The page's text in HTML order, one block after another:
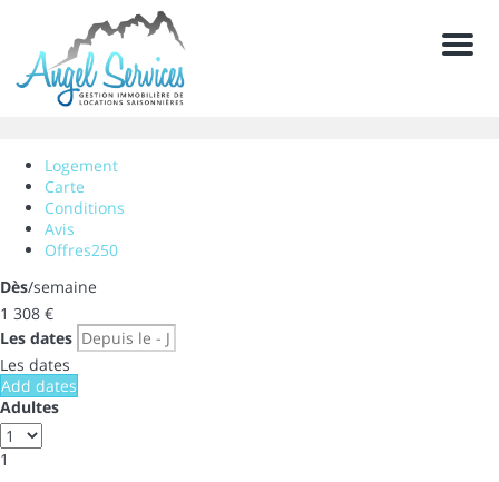
Menu
Logement
Carte
Conditions
Avis
Offres250
Dès/semaine
1 308 €
Les dates
Les dates
Add dates
Adultes
1